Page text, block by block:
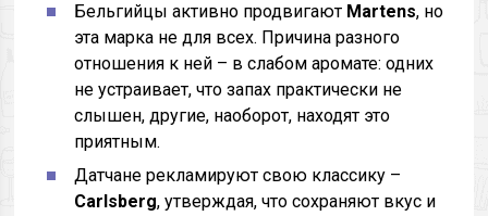
Бельгийцы активно продвигают Martens, но
эта марка не для всех. Причина разного
отношения к ней – в слабом аромате: одних
не устраивает, что запах практически не
слышен, другие, наоборот, находят это
приятным.
Датчане рекламируют свою классику –
Carlsberg, утверждая, что сохраняют вкус и